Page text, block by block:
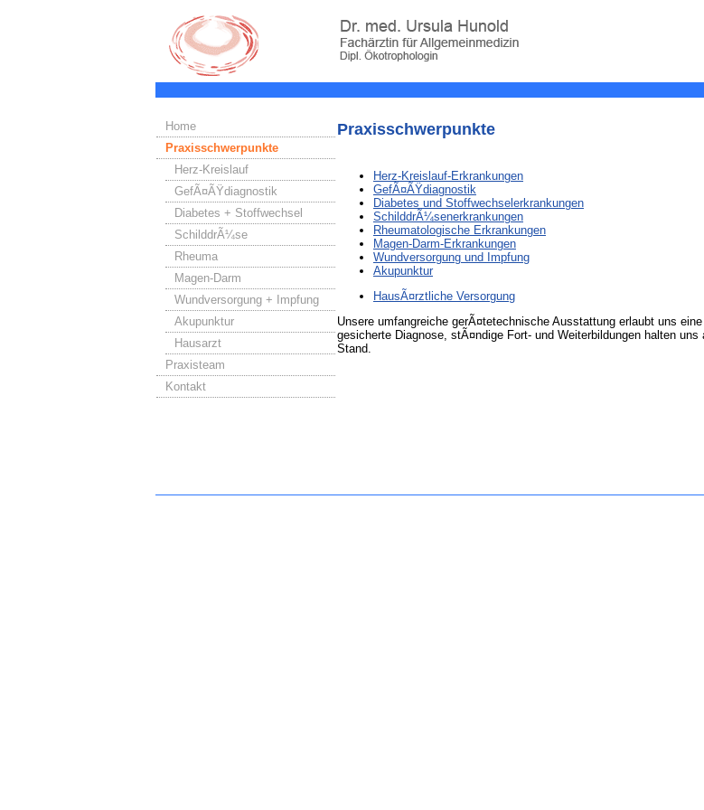
Home
Praxisschwerpunkte
Herz-Kreislauf
GefÃ¤ÃŸdiagnostik
Diabetes + Stoffwechsel
SchilddrÃ¼se
Rheuma
Magen-Darm
Wundversorgung + Impfung
Akupunktur
Hausarzt
Praxisteam
Kontakt
Praxisschwerpunkte
Herz-Kreislauf-Erkrankungen
GefÃ¤ÃŸdiagnostik
Diabetes und Stoffwechselerkrankungen
SchilddrÃ¼senerkrankungen
Rheumatologische Erkrankungen
Magen-Darm-Erkrankungen
Wundversorgung und Impfung
Akupunktur
HausÃ¤rztliche Versorgung
Unsere umfangreiche gerÃ¤tetechnische Ausstattung erlaubt uns
gesicherte Diagnose, stÃ¤ndige Fort- und Weiterbildungen halten uns
Stand.